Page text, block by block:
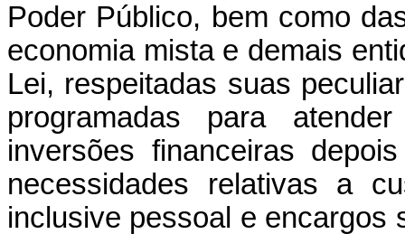
Poder Público, bem como
economia mista e demais
Lei, respeitadas suas
programadas para
inversões financeiras
necessidades relativas a
inclusive pessoal e encargos